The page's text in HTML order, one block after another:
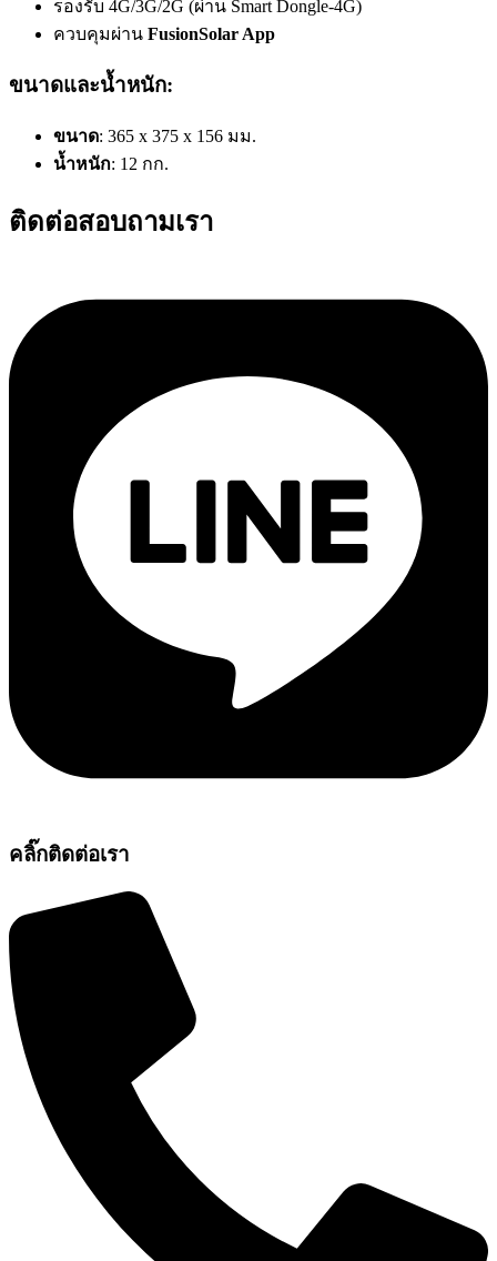
รองรับ 4G/3G/2G (ผ่าน Smart Dongle-4G)
ควบคุมผ่าน FusionSolar App
ขนาดและน้ำหนัก:
ขนาด: 365 x 375 x 156 มม.
น้ำหนัก: 12 กก.
ติดต่อสอบถามเรา
คลิ๊กติดต่อเรา